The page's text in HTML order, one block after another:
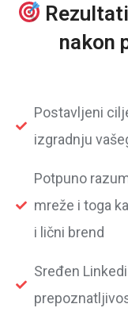
nakon
Postavljeni
izgradnju
Potpuno
mreže i toga
i lični brend
Sređen